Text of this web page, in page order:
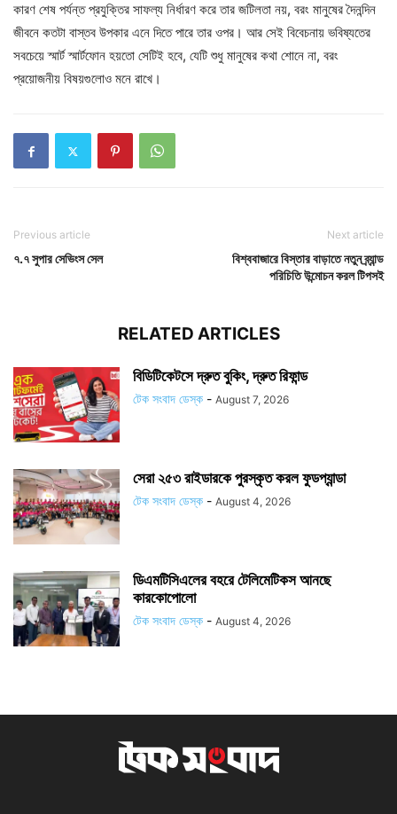
কারণ শেষ পর্যন্ত প্রযুক্তির সাফল্য নির্ধারণ করে তার জটিলতা নয়, বরং মানুষের দৈনন্দিন
জীবনে কতটা বাস্তব উপকার এনে দিতে পারে তার ওপর। আর সেই বিবেচনায় ভবিষ্যতের
সবচেয়ে স্মার্ট স্মার্টফোন হয়তো সেটিই হবে, যেটি শুধু মানুষের কথা শোনে না, বরং
প্রয়োজনীয় বিষয়গুলোও মনে রাখে।
Previous article
৭.৭ সুপার সেভিংস সেল
Next article
বিশ্ববাজারে বিস্তার বাড়াতে নতুন ব্র্যান্ড
পরিচিতি উন্মোচন করল টিপসই
RELATED ARTICLES
বিডিটিকেটসে দ্রুত বুকিং, দ্রুত রিফান্ড
টেক সংবাদ ডেস্ক - August 7, 2026
সেরা ২৫৩ রাইডারকে পুরস্কৃত করল ফুডপ্যান্ডা
টেক সংবাদ ডেস্ক - August 4, 2026
ডিএমটিসিএলের বহরে টেলিমেটিকস আনছে
কারকোপোলো
টেক সংবাদ ডেস্ক - August 4, 2026